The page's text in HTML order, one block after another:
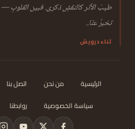
طيبَ الأثر كالنقشِ ذكرى. فبين القلوبِ —
تخبرُ عنّا..
ثناء درويش
الرئيسية من نحن اتصل بنا
سياسة الخصوصية
روابطنا